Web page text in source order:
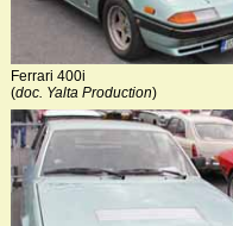
Ferrari 400i
(doc. Yalta Production)